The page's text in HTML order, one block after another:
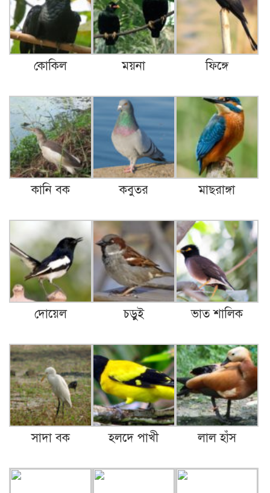
কোকিল ময়না ফিঙ্গে
কানি বক কবুতর মাছরাঙ্গা
দোয়েল চড়ুই ভাত শালিক
সাদা বক হলদে পাখী লাল হাঁস